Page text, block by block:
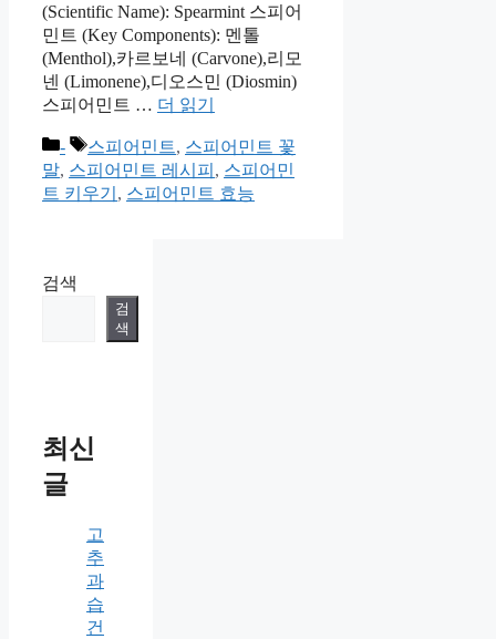
(Scientific Name): Spearmint 스피어
민트 (Key Components): 멘톨
(Menthol),카르보네 (Carvone),리모
넨 (Limonene),디오스민 (Diosmin)
스피어민트 … 더 읽기
카
테
고
-
태
그
스피어민트, 스피어민트 꽃
말, 스피어민트 레시피 , 스피어민
트 키우기 , 스피어민트 효능
검색
검
색
최신
글
고
추
과
습
건